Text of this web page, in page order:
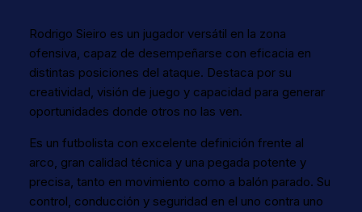
Rodrigo Sieiro es un jugador versátil en la zona
ofensiva, capaz de desempeñarse con eficacia en
distintas posiciones del ataque. Destaca por su
creatividad, visión de juego y capacidad para generar
oportunidades donde otros no las ven.
Es un futbolista con excelente definición frente al
arco, gran calidad técnica y una pegada potente y
precisa, tanto en movimiento como a balón parado. Su
control, conducción y seguridad en el uno contra uno